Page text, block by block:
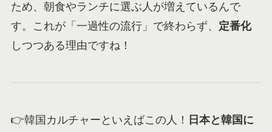
ため、朝食やランチに選ぶ人が増えているんで
す。これが「一過性の流行」で終わらず、 定番化
しつつある理由ですね！
👉韓国カルチャーといえばこの人！ 日本と韓国に